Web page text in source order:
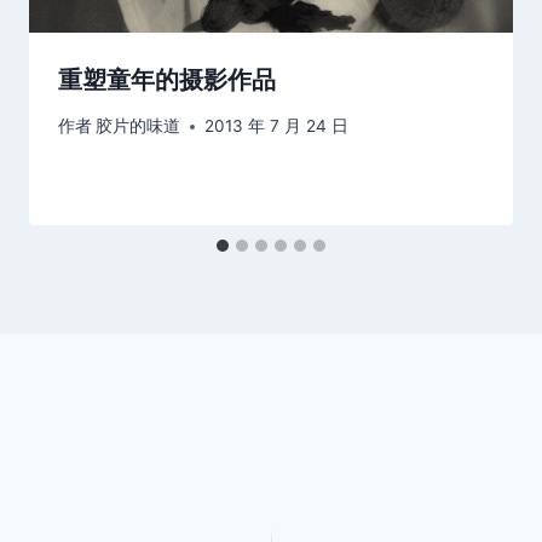
重塑童年的摄影作品
作者 胶片的味道 2013 年 7 月 24 日